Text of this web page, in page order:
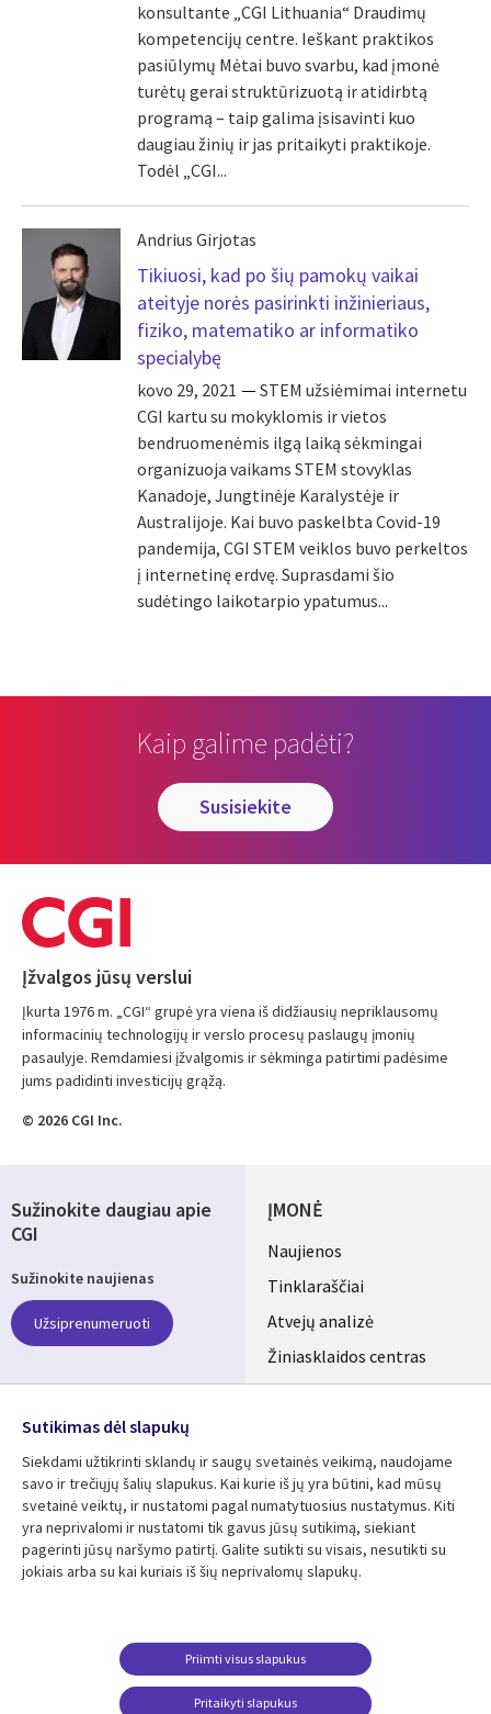
konsultante „CGI Lithuania“ Draudimų
kompetencijų centre. Ieškant praktikos
pasiūlymų Mėtai buvo svarbu, kad įmonė
turėtų gerai struktūrizuotą ir atidirbtą
programą – taip galima įsisavinti kuo
daugiau žinių ir jas pritaikyti praktikoje.
Todėl „CGI...
Andrius Girjotas
Tikiuosi, kad po šių pamokų vaikai
ateityje norės pasirinkti inžinieriaus,
fiziko, matematiko ar informatiko
specialybę
kovo 29, 2021
STEM užsiėmimai internetu
CGI kartu su mokyklomis ir vietos
bendruomenėmis ilgą laiką sėkmingai
organizuoja vaikams STEM stovyklas
Kanadoje, Jungtinėje Karalystėje ir
Australijoje. Kai buvo paskelbta Covid-19
pandemija, CGI STEM veiklos buvo perkeltos
į internetinę erdvę. Suprasdami šio
sudėtingo laikotarpio ypatumus...
Kaip galime padėti?
susisiekite
Įžvalgos jūsų verslui
Įkurta 1976 m. „CGI“ grupė yra viena iš didžiausių nepriklausomų
informacinių technologijų ir verslo procesų paslaugų įmonių
pasaulyje. Remdamiesi įžvalgomis ir sėkminga patirtimi padėsime
jums padidinti investicijų grąžą.
© 2026 CGI Inc.
ĮMONĖ
Useful
links
LITHUANIA
Naujienos
Tinklaraščiai
Atvejų analizė
Žiniasklaidos centras
Aljansus
Išteklių centras
Library
LITHUANIA
Atvejų analizės
Pagalba
Legal
Taisyklės
Prieinamumas
Pakeisti privatumo
Sužinokite daugiau apie
CGI
Sužinokite naujienas
Užsiprenumeruoti
Media
LITHUANIA
Sutikimas dėl slapukų
Siekdami užtikrinti sklandų ir saugų svetainės veikimą, naudojame
savo ir trečiųjų šalių slapukus. Kai kurie iš jų yra būtini, kad mūsų
svetainė veiktų, ir nustatomi pagal numatytuosius nustatymus. Kiti
yra neprivalomi ir nustatomi tik gavus jūsų sutikimą, siekiant
pagerinti jūsų naršymo patirtį. Galite sutikti su visais, nesutikti su
jokiais arba su kai kuriais iš šių neprivalomų slapukų.
Pritaikyti slapukus
Priimti visus slapukus